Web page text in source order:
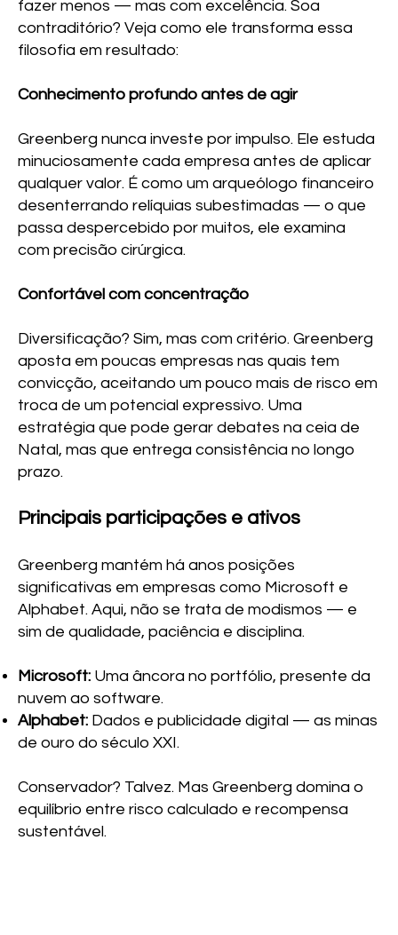
fazer menos — mas com excelência. Soa
contraditório? Veja como ele transforma essa
filosofia em resultado:
Conhecimento profundo antes de agir
Greenberg nunca investe por impulso. Ele estuda
minuciosamente cada empresa antes de aplicar
qualquer valor. É como um arqueólogo financeiro
desenterrando relíquias subestimadas — o que
passa despercebido por muitos, ele examina
com precisão cirúrgica.
Confortável com concentração
Diversificação? Sim, mas com critério. Greenberg
aposta em poucas empresas nas quais tem
convicção, aceitando um pouco mais de risco em
troca de um potencial expressivo. Uma
estratégia que pode gerar debates na ceia de
Natal, mas que entrega consistência no longo
prazo.
Principais participações e ativos
Greenberg mantém há anos posições
significativas em empresas como Microsoft e
Alphabet. Aqui, não se trata de modismos — e
sim de qualidade, paciência e disciplina.
Microsoft: Uma âncora no portfólio, presente da
nuvem ao software.
Alphabet: Dados e publicidade digital — as minas
de ouro do século XXI.
Conservador? Talvez. Mas Greenberg domina o
equilíbrio entre risco calculado e recompensa
sustentável.